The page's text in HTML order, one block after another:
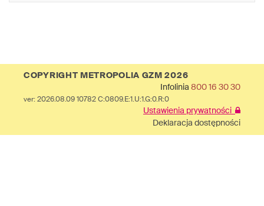
COPYRIGHT METROPOLIA GZM 2026
Infolinia 800 16 30 30
ver: 2026.08.09 10782 C:0809.E:1.U:1.G:0.R:0
Ustawienia prywatności
Deklaracja dostępności